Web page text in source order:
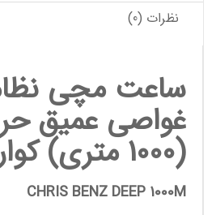
نظرات (0)
ساعت مچی
غواصی عمیق
(1000 متری) کوارتز
CHRIS BENZ DEEP 1000M